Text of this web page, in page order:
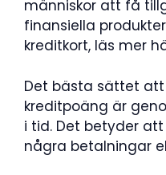
människor att få
finansiella
kreditkort, läs mer
Det bästa sättet
kreditpoäng är
i tid. Det betyder
några betalningar